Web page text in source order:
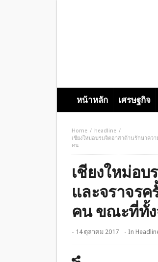
หน้าหลัก เศรษฐกิจ
Home
headline
เชียงใหม่อบรมจิตอาสาด้านรักษาคว
คน
เชียงใหม่อ
และจราจรค
คน ขณะที่ทั้ง
- 14 ตุลาคม 2017 - In